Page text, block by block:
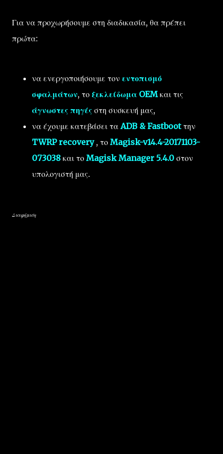
Για να προχωρήσουμε στη διαδικασία, θα πρέπει
πρώτα:
να ενεργοποιήσουμε τον εντοπισμό
σφαλμάτων, το ξεκλείδωμα OEMκαι τις
άγνωστες πηγές στη συσκευή μας,
να έχουμε κατεβάσει τα ADB & Fastbootτην
TWRP recovery, το Magisk-v14.4-20171103-
073038 και το Magisk Manager 5.4.0 στον
υπολογιστή μας.
Διαφήμιση